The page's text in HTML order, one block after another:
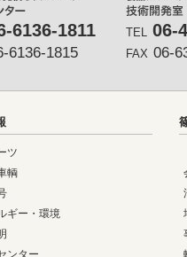
6136-1811
6136-1815
TEL 06-
FAX 06-
ツ
輌
ギー・環境
ンター